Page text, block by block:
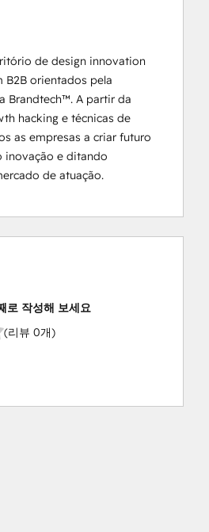
Certification
de design innovation
B2B orientados pela
Brandtech™. A partir da
hacking e técnicas de
as empresas a criar futuro
inovação e ditando
de atuação.
로 작성해 보세요
(리뷰 0개)